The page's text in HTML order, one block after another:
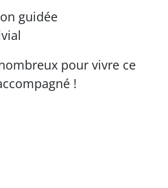
guidée
pour vivre ce
!